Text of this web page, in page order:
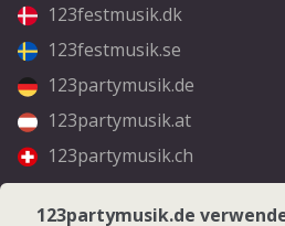
123festmusik.dk
123festmusik.se
123partymusik.de
123partymusik.at
123partymusik.ch
Folgen Sie uns
123partymusik.de